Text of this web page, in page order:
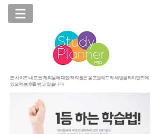
본 사이트 내 모든 제작물에 대한 저작권은 올포원애드와 해당클라이언트에
있으며 보호를 받고 있습니다